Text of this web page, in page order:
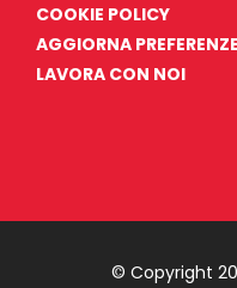
COOKIE POLICY
AGGIORNA
LAVORA CON NOI
© Copyright